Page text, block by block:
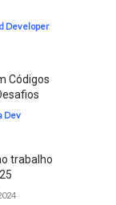
Developer
Códigos
Dev
trabalho